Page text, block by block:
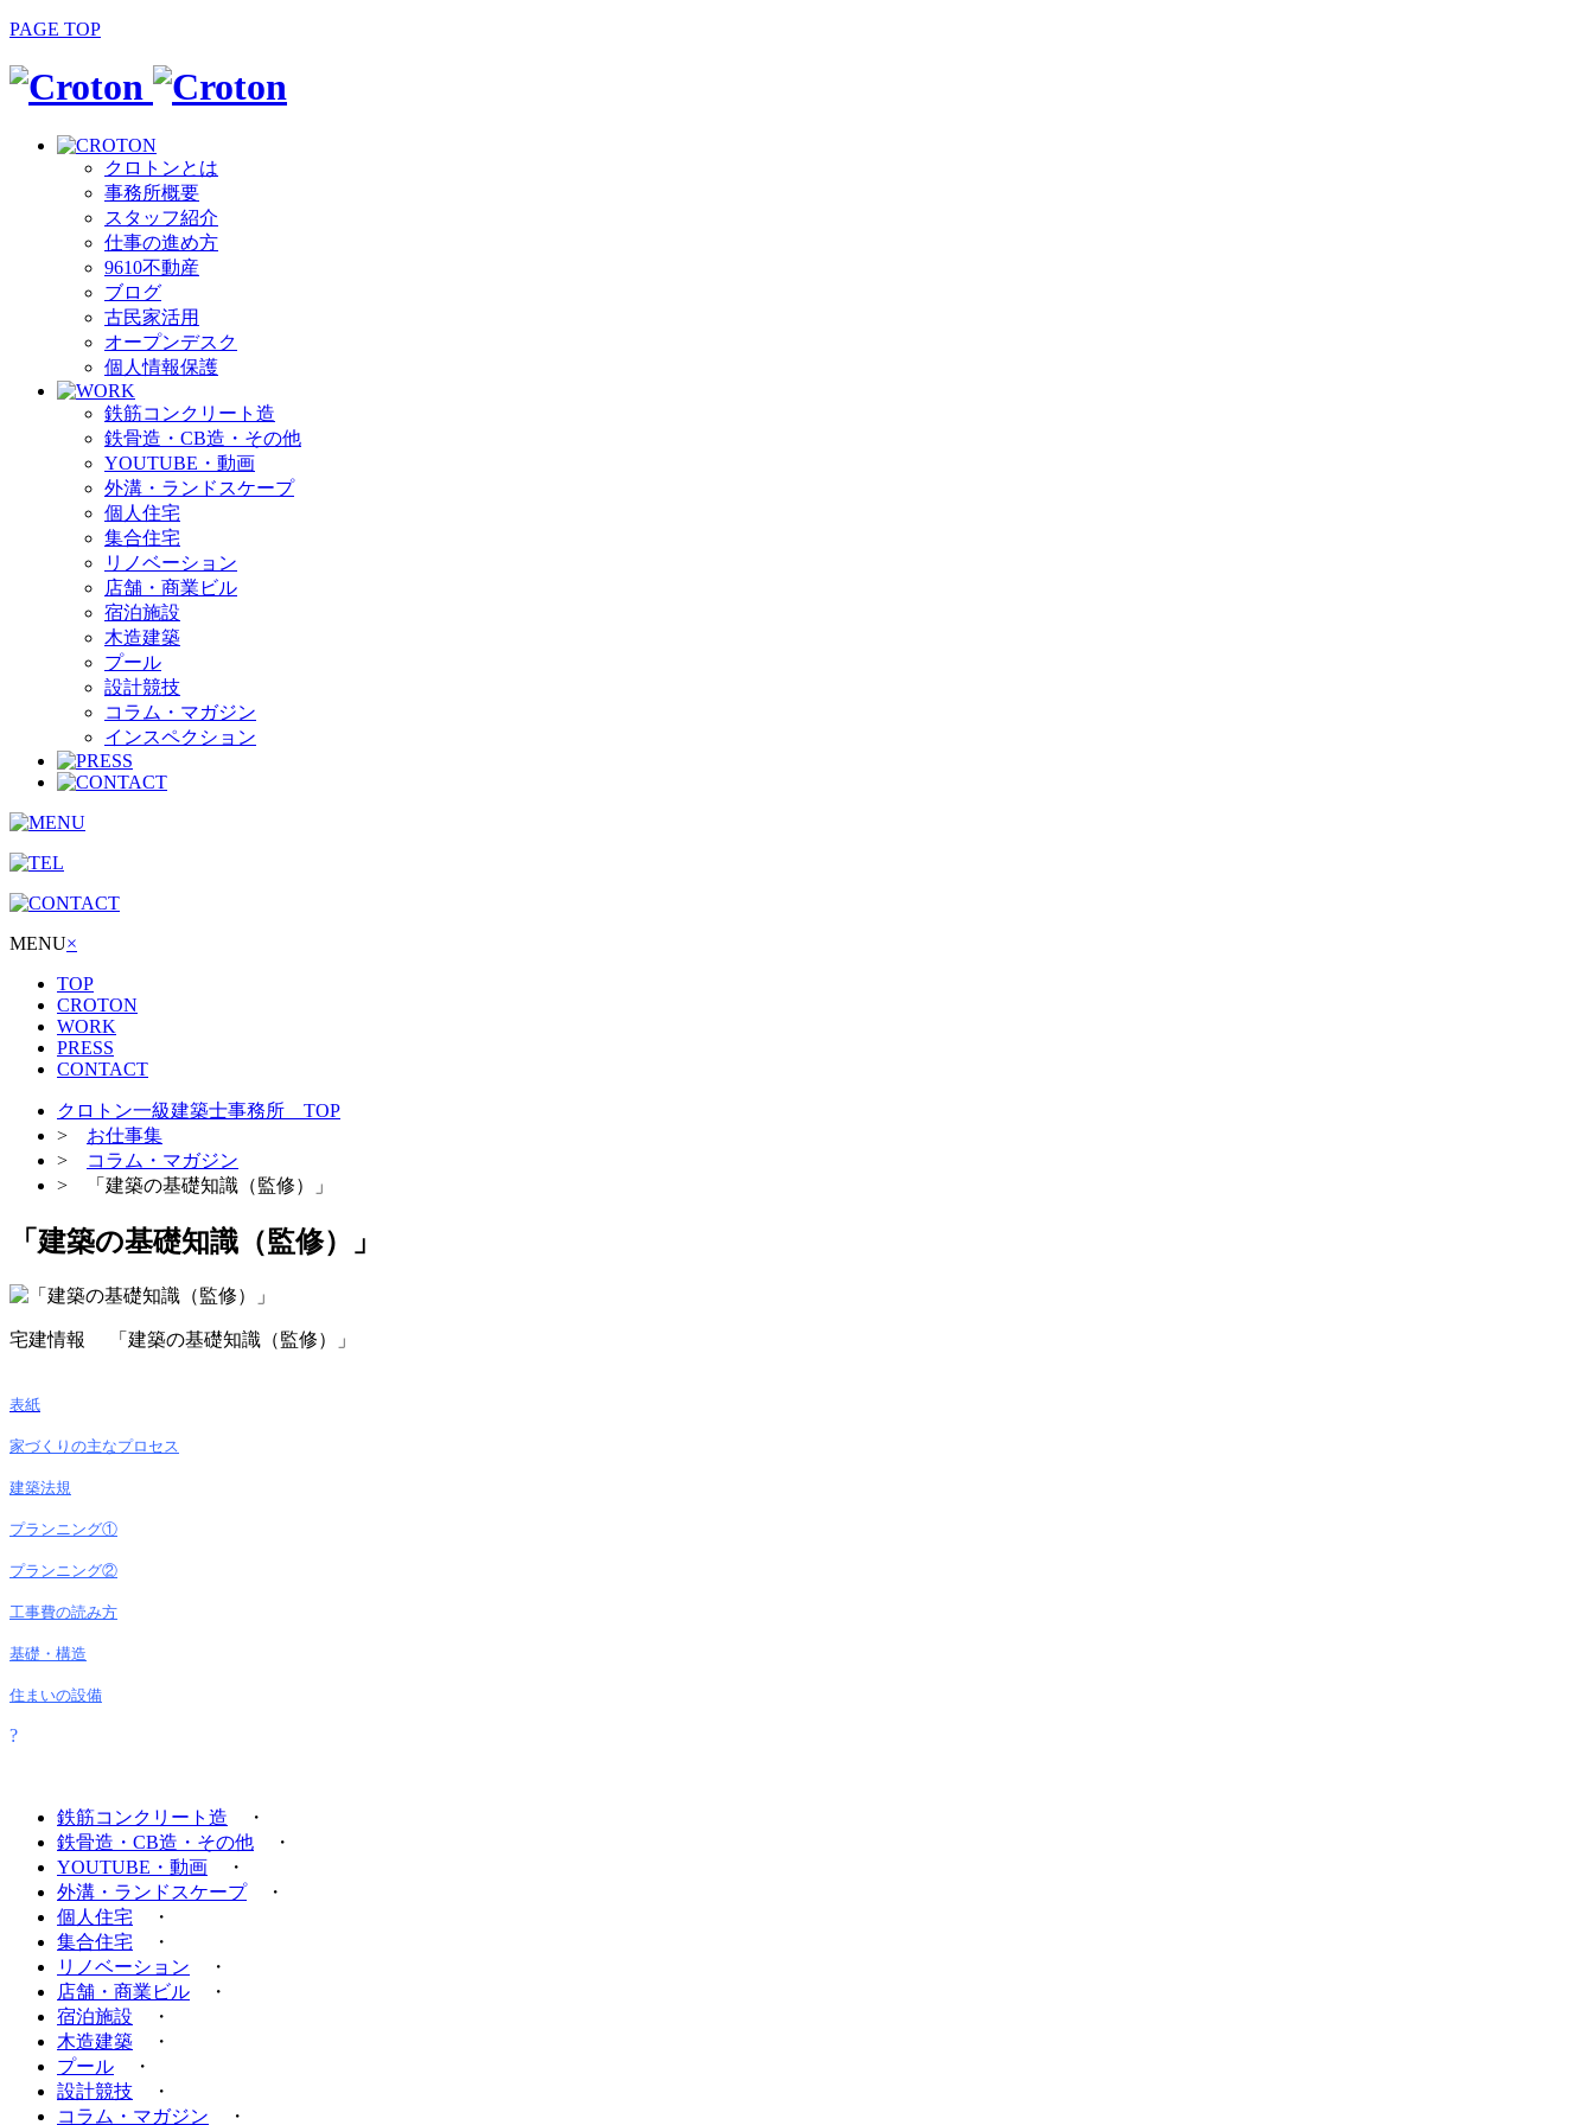
PAGE TOP
クロトンとは
事務所概要
スタッフ紹介
仕事の進め方
9610不動産
ブログ
古民家活用
オープンデスク
個人情報保護
鉄筋コンクリート造
鉄骨造・CB造・その他
YOUTUBE・動画
外溝・ランドスケープ
個人住宅
集合住宅
リノベーション
店舗・商業ビル
宿泊施設
木造建築
プール
設計競技
コラム・マガジン
インスペクション
MENU×
TOP
CROTON
WORK
PRESS
CONTACT
クロトン一級建築士事務所 TOP
> お仕事集
>
コラム・マガジン
> 「建築の基礎知識（監修）」
「建築の基礎知識（監修）」
宅建情報 「建築の基礎知識（監修）」
表紙
家づくりの主なプロセス
建築法規
プランニング①
プランニング②
工事費の読み方
基礎・構造
住まいの設備
?
鉄筋コンクリート造 ・
鉄骨造・CB造・その他 ・
YOUTUBE・動画 ・
外溝・ランドスケープ・
個人住宅 ・
集合住宅 ・
リノベーション ・
店舗・商業ビル ・
宿泊施設 ・
木造建築 ・
プール ・
設計競技 ・
コラム・マガジン ・